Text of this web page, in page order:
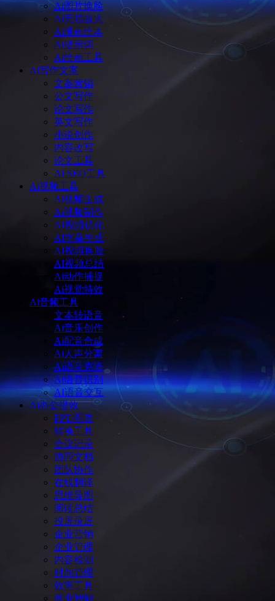
Ai图片换脸
Ai无损放大
Ai漫画绘本
Ai提示词
Ai绘画工具
Ai写作文案
文案营销
公文写作
论文写作
英文写作
小说创作
内容改写
论文工具
AI SEO工具
Ai视频工具
Ai视频生成
Ai视频制作
AI视频优化
AI字幕生成
AI视频换脸
AI视频总结
Ai动作捕捉
Ai视觉特效
Ai音频工具
文本转语音
Ai音乐创作
Ai配音合成
Ai人声分离
Ai语音克隆
Ai语音识别
AI语音交互
Ai办公提效
PPT/图表
转换工具
会议记录
协同文档
团队协作
在线翻译
思维导图
阅读总结
投屏录屏
企业营销
企业管理
内容检测
时间管理
效率工具
商业智能